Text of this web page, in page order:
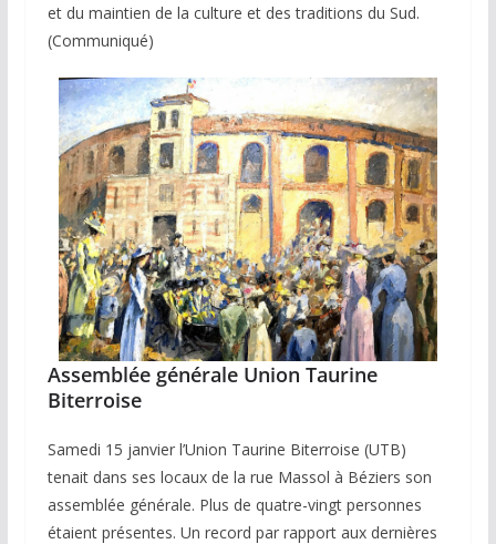
et du maintien de la culture et des traditions du Sud.
(Communiqué)
Assemblée générale Union Taurine
Biterroise
Samedi 15 janvier l’Union Taurine Biterroise (UTB)
tenait dans ses locaux de la rue Massol à Béziers son
assemblée générale. Plus de quatre-vingt personnes
étaient présentes. Un record par rapport aux dernières